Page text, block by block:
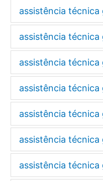
assistência
assistência técnica
assistência técnica
assistência técnica
assistência
assistência
assistência técnica